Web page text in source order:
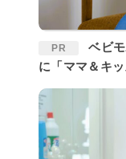
PR
ベビモAWARD1位！いま注目の〈赤ちゃん腸活〉
に「ママ＆キ